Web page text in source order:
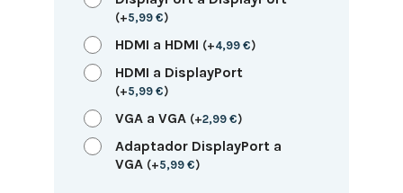
(+5,99 €)
HDMI a HDMI (+4,99 €)
HDMI a DisplayPort
(+5,99 €)
VGA a VGA (+2,99 €)
Adaptador DisplayPort a
VGA (+5,99 €)